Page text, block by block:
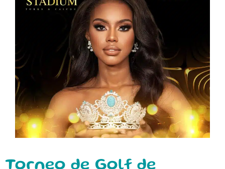
Torneo de Golf de